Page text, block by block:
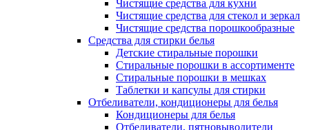
Чистящие средства для кухни
Чистящие средства для стекол и зеркал
Чистящие средства порошкообразные
Средства для стирки белья
Детские стиральные порошки
Стиральные порошки в ассортименте
Стиральные порошки в мешках
Таблетки и капсулы для стирки
Отбеливатели, кондиционеры для белья
Кондиционеры для белья
Отбеливатели, пятновыводители